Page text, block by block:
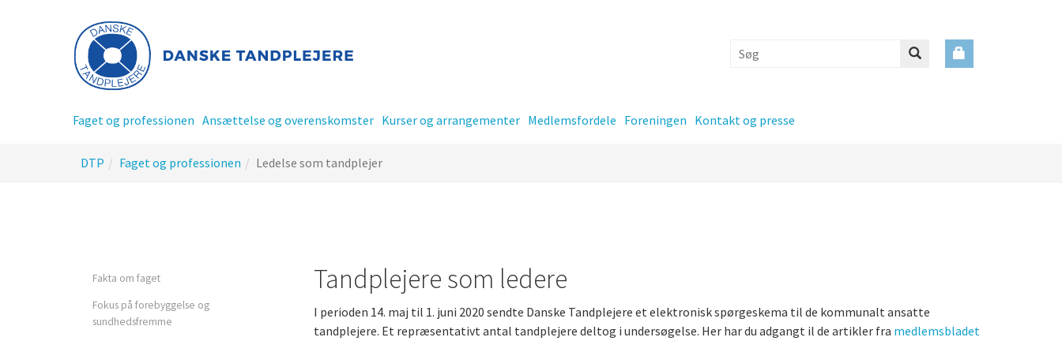
Faget og professionen Ansættelse og overenskomster
Tillidsrepræsentant - TR-
Kurser og arrangementer Medlemsfordele Foreningen Kontakt og presse
er
DTP Faget og professionen Ledelse som tandplejer
Fakta om faget
Fokus på forebyggelse og
sundhedsfremme
Tandplejere som ledere
I perioden 14. maj til 1. juni 2020 sendte Danske Tandplejere et elektronisk spørgeskema til de kommunalt ansatte
tandplejere. Et repræsentativt antal tandplejere deltog i undersøgelse. Her har du adgangt il de artikler fra medlemsbladet